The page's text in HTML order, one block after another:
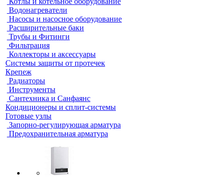
Водонагреватели
Насосы и насосное оборудование
Расширительные баки
Трубы и Фитинги
Фильтрация
Коллекторы и аксессуары
Системы защиты от протечек
Крепеж
Радиаторы
Инструменты
Сантехника и Санфаянс
Кондиционеры и сплит-системы
Готовые узлы
Запорно-регулирующая арматура
Предохранительная арматура